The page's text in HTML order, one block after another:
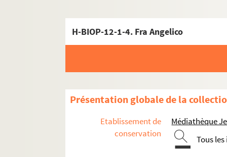
H-BIOP-12-1-4. Fra Angelico
Présentation globale de la
Etablissement de
conservation
Médiathèque
Tous